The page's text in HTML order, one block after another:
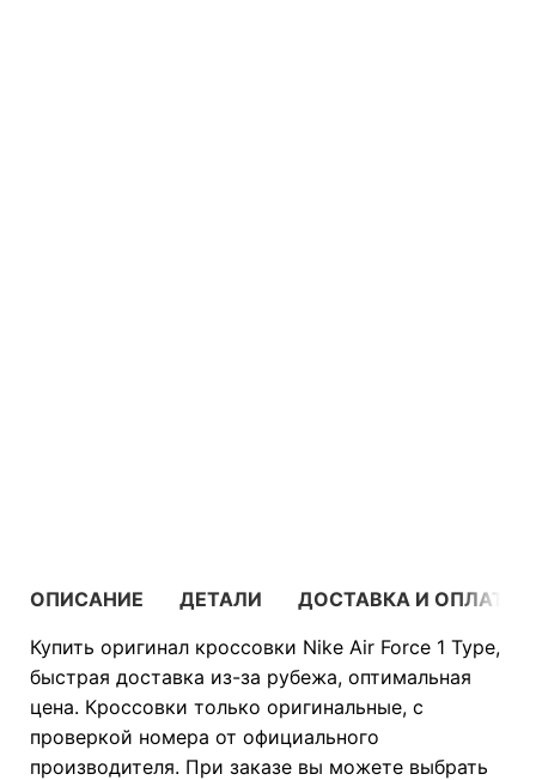
ОПИСАНИЕ ДЕТАЛИ
ДОСТАВКА И ОПЛАТА
Купить оригинал кроссовки Nike Air Force 1 Type,
быстрая доставка из-за рубежа, оптимальная
цена. Кроссовки только оригинальные, с
проверкой номера от официального
производителя. При заказе вы можете выбрать